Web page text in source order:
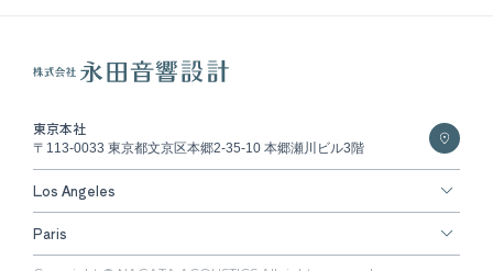
東京本社
〒113-0033 東京都文京区本郷2-35-10 本郷瀬川ビル3階
Los Angeles
Paris